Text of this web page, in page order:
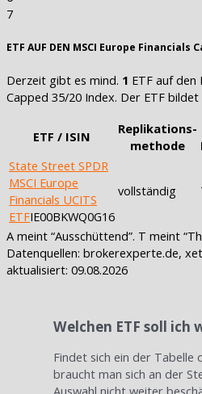
7
ETF AUF DEN MSCI Europe Financials
Derzeit gibt es mind. 1 ETF auf den
Capped 35/20 Index. Der ETF bildet
ETF / ISIN
Replikations-
methode
State Street SPDR
MSCI Europe
Financials UCITS
ETFIE00BKWQ0G16
vollständig
A meint “Ausschüttend”. T meint
Datenquellen: brokerexperte.de,
aktualisiert: 09.08.2026
Welchen ETF soll ich
Findet sich ein der Tabelle
braucht man sich an der
Auswahl nicht weiter